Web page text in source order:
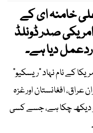
علی خامنہ ای کے
صدر ڈونلڈ
دیا ہے۔
کے نام نہاد “ریسکیو”
عراق، افغانستان اور غزہ
دیکھ چکا ہے، جسے کسی